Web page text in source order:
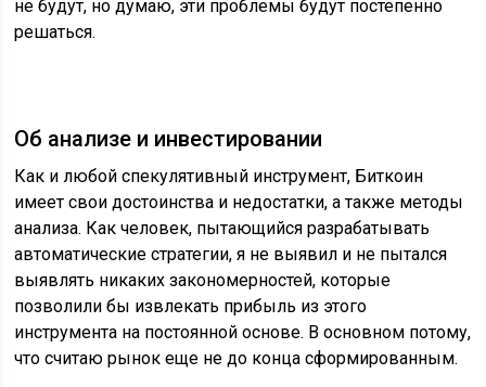
не будут, но думаю, эти проблемы будут постепенно
решаться.
Об анализе и инвестировании
Как и любой спекулятивный инструмент, Биткоин
имеет свои достоинства и недостатки, а также методы
анализа. Как человек, пытающийся разрабатывать
автоматические стратегии, я не выявил и не пытался
выявлять никаких закономерностей, которые
позволили бы извлекать прибыль из этого
инструмента на постоянной основе. В основном потому,
что считаю рынок еще не до конца сформированным.